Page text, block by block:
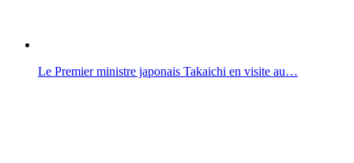
Le Premier ministre japonais Takaichi en visite au…